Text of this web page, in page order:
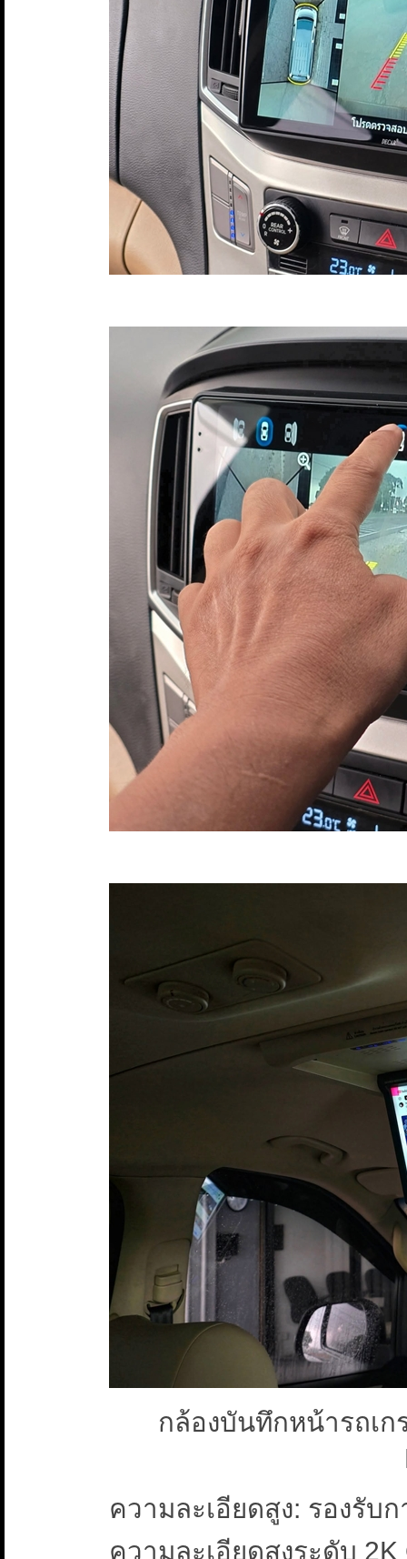
กล้องบันทึกหน้ารถเก
ความละเอียดสูง: รองรั
ความละเอียดสูงระดับ